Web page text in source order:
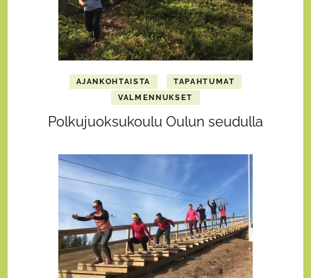
AJANKOHTAISTA
TAPAHTUMAT
VALMENNUKSET
Polkujuoksukoulu Oulun seudulla